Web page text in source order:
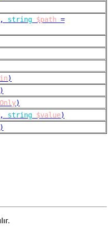
, string $path =
)
)
)
, string $value)
)